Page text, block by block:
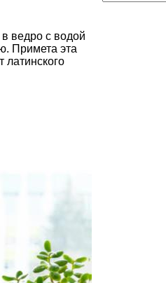
ведро с водой
Примета эта
латинского